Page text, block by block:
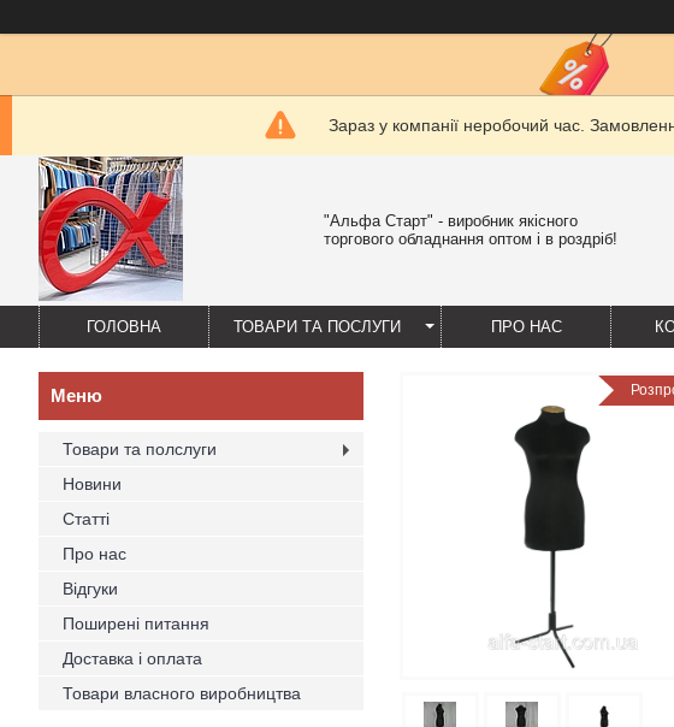
Зараз у компанії неробочий час.
"Альфа Старт" - виробник якісного
торгового обладнання оптом і в роздріб!
ГОЛОВНА ТОВАРИ ТА ПОСЛУГИ ПРО НАС
Товари та полслуги
Новини
Статті
Про нас
Відгуки
Поширені питання
Доставка і оплата
Товари власного виробництва